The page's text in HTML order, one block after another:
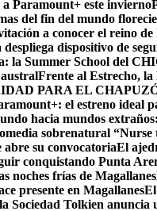
Paramount+ este invierno
del fin del mundo
a conocer el reino
dispositivo de
la Summer School del
Frente al Estrecho,
PARA EL
el estreno ideal
hacia mundos
sobrenatural “Nurse
su convocatoriaEl
conquistando Punta
noches frías de Magallanes
presente en Magallanes
Sociedad Tolkien anuncia